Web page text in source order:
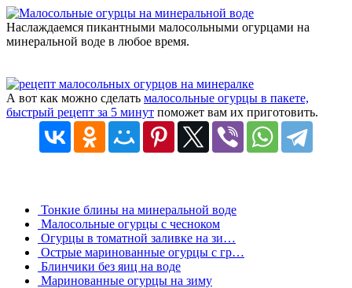
Наслаждаемся пикантными малосольными огурцами на
минеральной воде в любое время.
А вот как можно сделать малосольные огурцы в пакете,
быстрый рецепт за 5 минут поможет вам их приготовить.
Тонкие блины на минеральной воде
Малосольные огурцы с чесноком
Огурцы в томатной заливке на зи…
Острые маринованные огурцы с гр…
Блинчики без яиц на воде
Маринованные огурцы на зиму